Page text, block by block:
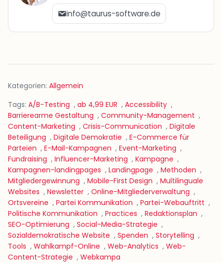
info@taurus-software.de
Kategorien: Allgemein
Tags: A/B-Testing , ab 4,99 EUR , Accessibility ,
Barrierearme Gestaltung , Community-Management ,
Content-Marketing , Crisis-Communication , Digitale
Beteiligung , Digitale Demokratie , E-Commerce für
Parteien , E-Mail-Kampagnen , Event-Marketing ,
Fundraising , Influencer-Marketing , Kampagne ,
Kampagnen-landingpages , Landingpage , Methoden ,
Mitgliedergewinnung , Mobile-First Design , Multilinguale
Websites , Newsletter , Online-Mitgliederverwaltung ,
Ortsvereine , Partei Kommunikation , Partei-Webauftritt ,
Politische Kommunikation , Practices , Redaktionsplan ,
SEO-Optimierung , Social-Media-Strategie ,
Sozialdemokratische Website , Spenden , Storytelling ,
Tools , Wahlkampf-Online , Web-Analytics , Web-
Content-Strategie , Webkampa